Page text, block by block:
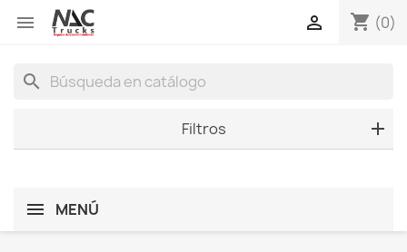
 shopping_cart (0)

search
Filtros
MENÚ